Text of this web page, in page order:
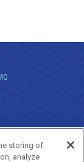
storing of
analyze